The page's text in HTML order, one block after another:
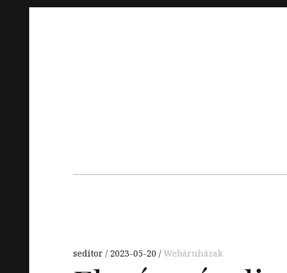
seditor 2023-05-20 Webáruházak